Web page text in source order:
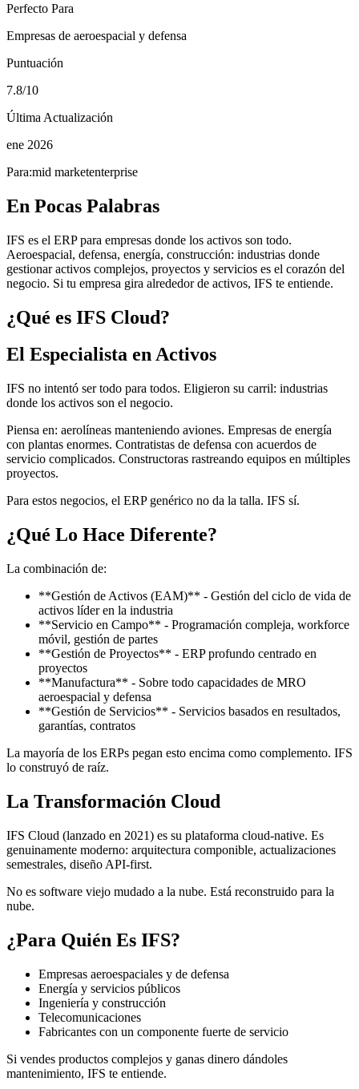
Perfecto Para
Empresas de aeroespacial y defensa
Puntuación
7.8/10
Última Actualización
ene 2026
Para:mid marketenterprise
En Pocas Palabras
IFS es el ERP para empresas donde los activos son todo.
Aeroespacial, defensa, energía, construcción: industrias donde
gestionar activos complejos, proyectos y servicios es el corazón del
negocio. Si tu empresa gira alrededor de activos, IFS te entiende.
¿Qué es IFS Cloud?
El Especialista en Activos
IFS no intentó ser todo para todos. Eligieron su carril: industrias
donde los activos son el negocio.
Piensa en: aerolíneas manteniendo aviones. Empresas de energía
con plantas enormes. Contratistas de defensa con acuerdos de
servicio complicados. Constructoras rastreando equipos en múltiples
proyectos.
Para estos negocios, el ERP genérico no da la talla. IFS sí.
¿Qué Lo Hace Diferente?
La combinación de:
**Gestión de Activos (EAM)** - Gestión del ciclo de vida de
activos líder en la industria
**Servicio en Campo** - Programación compleja, workforce
móvil, gestión de partes
**Gestión de Proyectos** - ERP profundo centrado en
proyectos
**Manufactura** - Sobre todo capacidades de MRO
aeroespacial y defensa
**Gestión de Servicios** - Servicios basados en resultados,
garantías, contratos
La mayoría de los ERPs pegan esto encima como complemento. IFS
lo construyó de raíz.
La Transformación Cloud
IFS Cloud (lanzado en 2021) es su plataforma cloud-native. Es
genuinamente moderno: arquitectura componible, actualizaciones
semestrales, diseño API-first.
No es software viejo mudado a la nube. Está reconstruido para la
nube.
¿Para Quién Es IFS?
Empresas aeroespaciales y de defensa
Energía y servicios públicos
Ingeniería y construcción
Telecomunicaciones
Fabricantes con un componente fuerte de servicio
Si vendes productos complejos y ganas dinero dándoles
mantenimiento, IFS te entiende.